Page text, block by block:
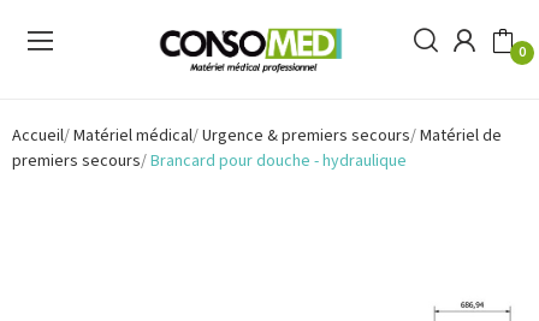
0
Accueil Matériel médical Urgence & premiers secours Matériel de
premiers secours Brancard pour douche - hydraulique